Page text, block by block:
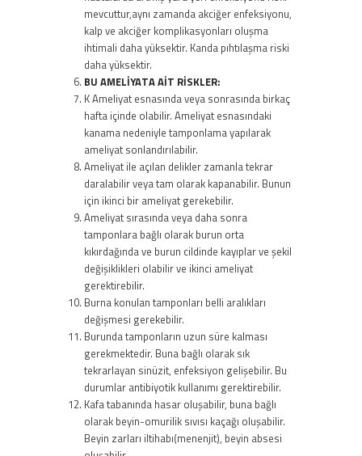
mevcuttur,aynı zamanda akciğer enfeksiyonu,
kalp ve akciğer komplikasyonları oluşma
ihtimali daha yüksektir. Kanda pıhtılaşma riski
daha yüksektir.
BU AMELİYATA AİT RİSKLER:
K Ameliyat esnasında veya sonrasında birkaç
hafta içinde olabilir. Ameliyat esnasındaki
kanama nedeniyle tamponlama yapılarak
ameliyat sonlandırılabilir.
Ameliyat ile açılan delikler zamanla tekrar
daralabilir veya tam olarak kapanabilir. Bunun
için ikinci bir ameliyat gerekebilir.
Ameliyat sırasında veya daha sonra
tamponlara bağlı olarak burun orta
kıkırdağında ve burun cildinde kayıplar ve şekil
değişiklikleri olabilir ve ikinci ameliyat
gerektirebilir.
Burna konulan tamponları belli aralıkları
değişmesi gerekebilir.
Burunda tamponların uzun süre kalması
gerekmektedir. Buna bağlı olarak sık
tekrarlayan sinüzit, enfeksiyon gelişebilir. Bu
durumlar antibiyotik kullanımı gerektirebilir.
Kafa tabanında hasar oluşabilir, buna bağlı
olarak beyin-omurilik sıvısı kaçağı oluşabilir.
Beyin zarları iltihabı(menenjit), beyin absesi